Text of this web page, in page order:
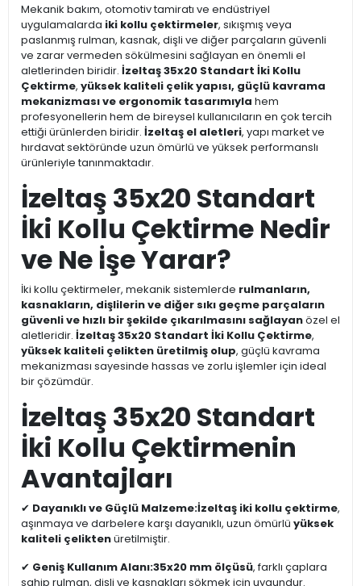
Mekanik bakım, otomotiv tamiratı ve endüstriyel
uygulamalarda iki kollu çektirmeler, sıkışmış veya
paslanmış rulman, kasnak, dişli ve diğer parçaların güvenli
ve zarar vermeden sökülmesini sağlayan en önemli el
aletlerinden biridir. İzeltaş 35x20 Standart İki Kollu
Çektirme, yüksek kaliteli çelik yapısı, güçlü kavrama
mekanizması ve ergonomik tasarımıyla hem
profesyonellerin hem de bireysel kullanıcıların en çok tercih
ettiği ürünlerden biridir. İzeltaş el aletleri, yapı market ve
hırdavat sektöründe uzun ömürlü ve yüksek performanslı
ürünleriyle tanınmaktadır.
İzeltaş 35x20 Standart
İki Kollu Çektirme Nedir
ve Ne İşe Yarar?
İki kollu çektirmeler, mekanik sistemlerde rulmanların,
kasnakların, dişlilerin ve diğer sıkı geçme parçaların
güvenli ve hızlı bir şekilde çıkarılmasını sağlayanözel el
aletleridir. İzeltaş 35x20 Standart İki Kollu Çektirme,
yüksek kaliteli çelikten üretilmiş olup, güçlü kavrama
mekanizması sayesinde hassas ve zorlu işlemler için ideal
bir çözümdür.
İzeltaş 35x20 Standart
İki Kollu Çektirmenin
Avantajları
✔ Dayanıklı ve Güçlü Malzeme:İzeltaş iki kollu çektirme,
aşınmaya ve darbelere karşı dayanıklı, uzun ömürlü yüksek
kaliteli çeliktenüretilmiştir.
✔ Geniş Kullanım Alanı:35x20 mm ölçüsü, farklı çaplara
sahip rulman, dişli ve kasnakları sökmek için uygundur.